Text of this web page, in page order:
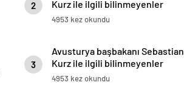
2
Kurz ile ilgili bilinmeyenler
4953 kez okundu
3
Avusturya başbakanı Sebastian
Kurz ile ilgili bilinmeyenler
4953 kez okundu